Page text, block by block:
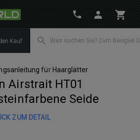
Kauf
für Haarglätter
Airstrait HT01
Seide
ZUM DETAIL